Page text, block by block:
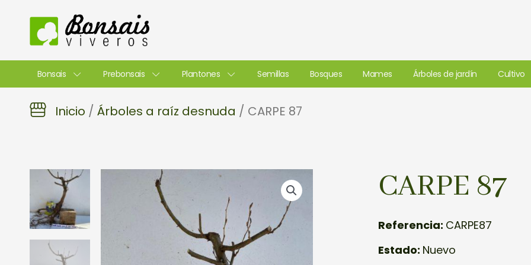
contenido
Bonsais Prebonsais Plantones Semillas Bosques Mames Árboles de jardín Cultivo
Inicio / Árboles a raíz desnuda / CARPE 87
CARPE 87
Referencia: CARPE87
Estado: Nuevo